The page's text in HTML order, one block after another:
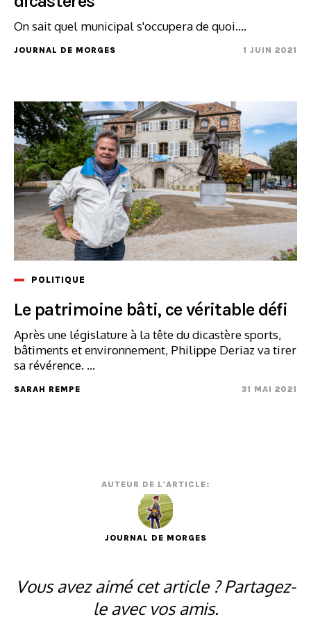
On sait quel municipal s'occupera de quoi....
JOURNAL DE MORGES 1 JUIN 2021
POLITIQUE
Le patrimoine bâti, ce véritable défi
Après une législature à la tête du dicastère sports,
bâtiments et environnement, Philippe Deriaz va tirer
sa révérence. ...
SARAH REMPE 31 MAI 2021
AUTEUR DE L'ARTICLE:
JOURNAL DE MORGES
Vous avez aimé cet article ? Partagez-
le avec vos amis.